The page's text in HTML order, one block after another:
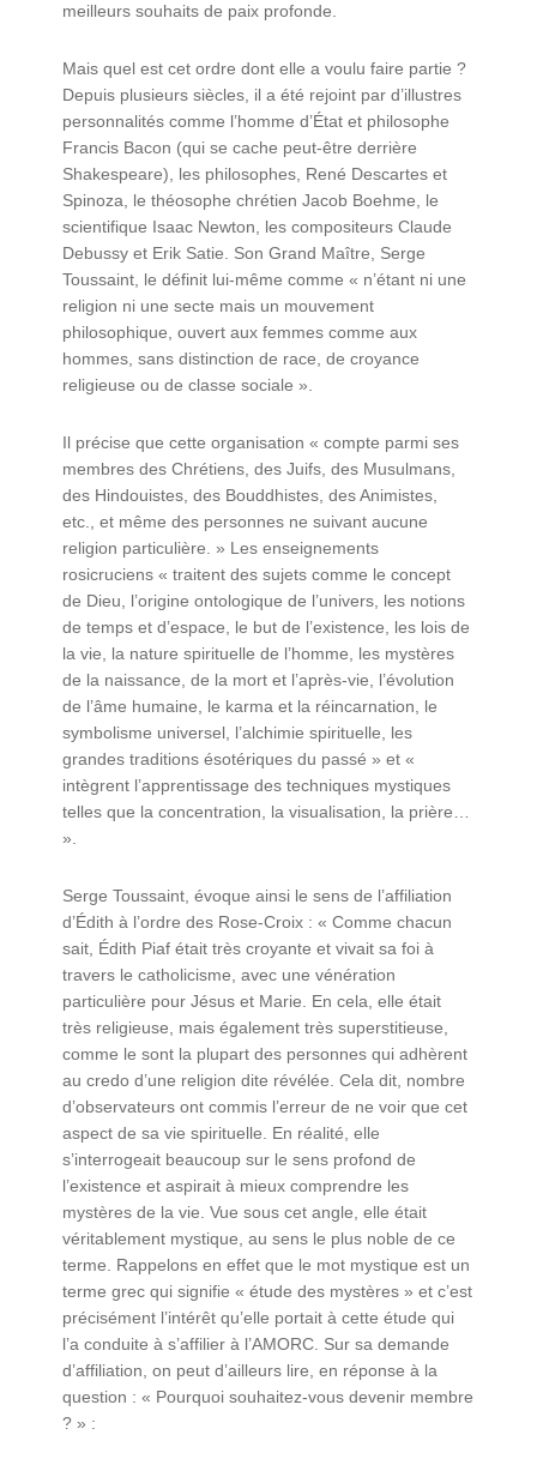
meilleurs souhaits de paix profonde.
Mais quel est cet ordre dont elle a voulu faire partie ?
Depuis plusieurs siècles, il a été rejoint par d’illustres
personnalités comme l’homme d’État et philosophe
Francis Bacon (qui se cache peut-être derrière
Shakespeare), les philosophes, René Descartes et
Spinoza, le théosophe chrétien Jacob Boehme, le
scientifique Isaac Newton, les compositeurs Claude
Debussy et Erik Satie. Son Grand Maître, Serge
Toussaint, le définit lui-même comme « n’étant ni une
religion ni une secte mais un mouvement
philosophique, ouvert aux femmes comme aux
hommes, sans distinction de race, de croyance
religieuse ou de classe sociale ».
Il précise que cette organisation « compte parmi ses
membres des Chrétiens, des Juifs, des Musulmans,
des Hindouistes, des Bouddhistes, des Animistes,
etc., et même des personnes ne suivant aucune
religion particulière. » Les enseignements
rosicruciens « traitent des sujets comme le concept
de Dieu, l’origine ontologique de l’univers, les notions
de temps et d’espace, le but de l’existence, les lois de
la vie, la nature spirituelle de l’homme, les mystères
de la naissance, de la mort et l’après-vie, l’évolution
de l’âme humaine, le karma et la réincarnation, le
symbolisme universel, l’alchimie spirituelle, les
grandes traditions ésotériques du passé » et «
intègrent l’apprentissage des techniques mystiques
telles que la concentration, la visualisation, la prière…
».
Serge Toussaint, évoque ainsi le sens de l’affiliation
d’Édith à l’ordre des Rose-Croix : « Comme chacun
sait, Édith Piaf était très croyante et vivait sa foi à
travers le catholicisme, avec une vénération
particulière pour Jésus et Marie. En cela, elle était
très religieuse, mais également très superstitieuse,
comme le sont la plupart des personnes qui adhèrent
au credo d’une religion dite révélée. Cela dit, nombre
d’observateurs ont commis l’erreur de ne voir que cet
aspect de sa vie spirituelle. En réalité, elle
s’interrogeait beaucoup sur le sens profond de
l’existence et aspirait à mieux comprendre les
mystères de la vie. Vue sous cet angle, elle était
véritablement mystique, au sens le plus noble de ce
terme. Rappelons en effet que le mot mystique est un
terme grec qui signifie « étude des mystères » et c’est
précisément l’intérêt qu’elle portait à cette étude qui
l’a conduite à s’affilier à l’AMORC. Sur sa demande
d’affiliation, on peut d’ailleurs lire, en réponse à la
question : « Pourquoi souhaitez-vous devenir membre
? » :